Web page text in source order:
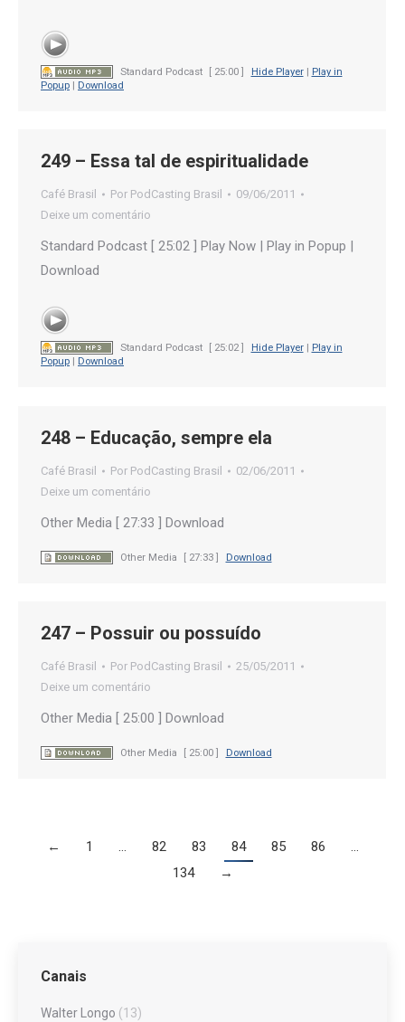
Standard Podcast [ 25:00 ] Hide Player| Play in
Popup
Download
249 – Essa tal de espiritualidade
Café Brasil Por PodCasting Brasil
09/06/2011
Deixe um comentário
Standard Podcast [ 25:02 ] Play Now | Play in Popup |
Download
Standard Podcast [ 25:02 ] Hide Player| Play in
Popup
Download
248 – Educação, sempre ela
Café Brasil Por PodCasting Brasil
02/06/2011
Deixe um comentário
Other Media [ 27:33 ] Download
Other Media [ 27:33 ] Download
247 – Possuir ou possuído
Café Brasil Por PodCasting Brasil
25/05/2011
Deixe um comentário
Other Media [ 25:00 ] Download
Other Media [ 25:00 ] Download
← 1 … 82 83 84 85 86
…
134
→
Canais
Walter Longo (13)